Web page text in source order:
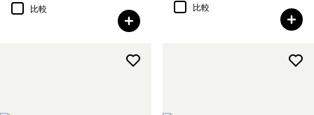
比較
比較